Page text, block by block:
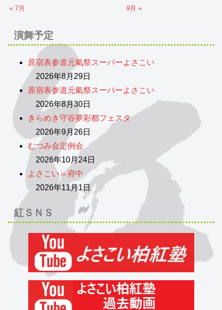
« 7月
9月 »
演舞予定
原宿表参道元氣祭スーパーよさこい
2026年8月29日
原宿表参道元氣祭スーパーよさこい
2026年8月30日
きらめき守谷夢彩都フェスタ
2026年9月26日
むつみ会定例会
2026年10月24日
よさこい㏌府中
2026年11月1日
紅ＳＮＳ